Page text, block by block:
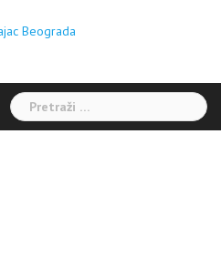
Beograda
Pretraga: